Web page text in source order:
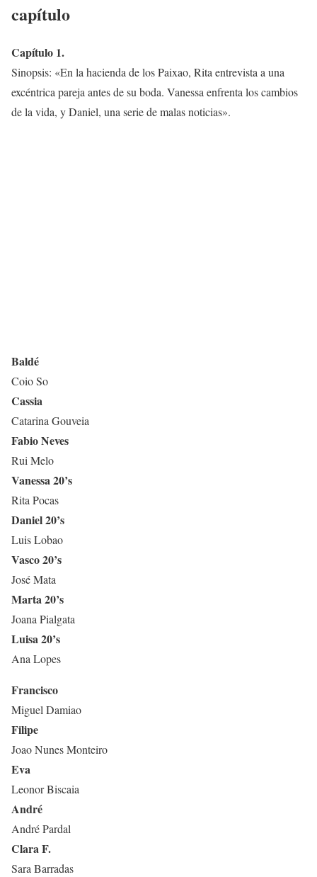
capítulo
Capítulo 1.
Sinopsis: «En la hacienda de los Paixao, Rita entrevista a una
excéntrica pareja antes de su boda. Vanessa enfrenta los cambios
de la vida, y Daniel, una serie de malas noticias».
Baldé
Coio So
Cassia
Catarina Gouveia
Fabio Neves
Rui Melo
Vanessa 20’s
Rita Pocas
Daniel 20’s
Luis Lobao
Vasco 20’s
José Mata
Marta 20’s
Joana Pialgata
Luisa 20’s
Ana Lopes
Francisco
Miguel Damiao
Filipe
Joao Nunes Monteiro
Eva
Leonor Biscaia
André
André Pardal
Clara F.
Sara Barradas